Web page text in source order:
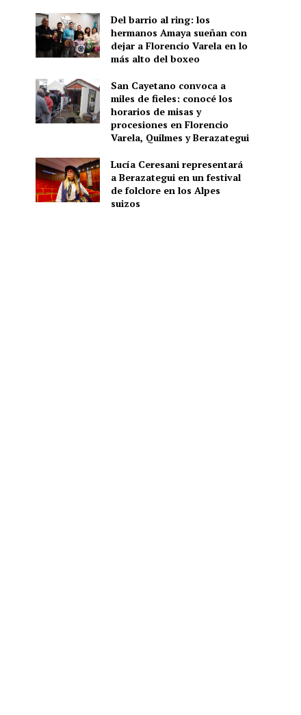
Del barrio al ring: los
hermanos Amaya sueñan con
dejar a Florencio Varela en lo
más alto del boxeo
San Cayetano convoca a
miles de fieles: conocé los
horarios de misas y
procesiones en Florencio
Varela, Quilmes y Berazategui
Lucía Ceresani representará
a Berazategui en un festival
de folclore en los Alpes
suizos